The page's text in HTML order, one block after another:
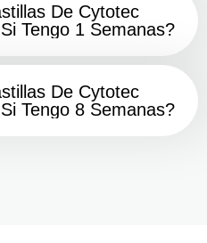
De Cytotec
Tengo 1 Semanas?
De Cytotec
Tengo 8 Semanas?